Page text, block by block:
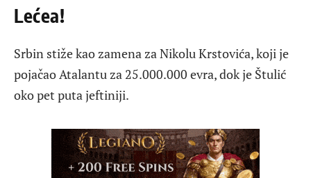
Lećea!
Srbin stiže kao zamena za Nikolu Krstovića, koji je
pojačao Atalantu za 25.000.000 evra, dok je Štulić
oko pet puta jeftiniji.